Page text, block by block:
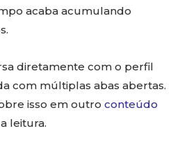
acaba acumulando
diretamente com o perfil
com múltiplas abas abertas.
isso em outro conteúdo
leitura.